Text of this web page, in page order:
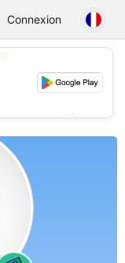
Connexion